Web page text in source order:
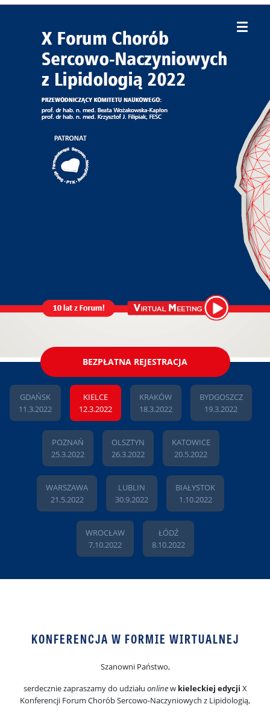
BEZPŁATNA REJESTRACJA
GDAŃSK
11.3.2022
KIELCE
12.3.2022
KRAKÓW
18.3.2022
BYDGOSZCZ
19.3.2022
POZNAŃ
25.3.2022
OLSZTYN
26.3.2022
KATOWICE
20.5.2022
WARSZAWA
21.5.2022
LUBLIN
30.9.2022
BIAŁYSTOK
1.10.2022
WROCŁAW
7.10.2022
ŁÓDŹ
8.10.2022
KONFERENCJA W FORMIE WIRTUALNEJ
Szanowni Państwo,
serdecznie zapraszamy do udziału onlinew kieleckiej edycji X
Konferencji Forum Chorób Sercowo-Naczyniowych z Lipidologią,